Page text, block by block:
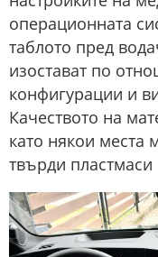
операционната
таблото пред
изостават по
конфигурации и
Качеството на
като някои места
твърди пластмаси